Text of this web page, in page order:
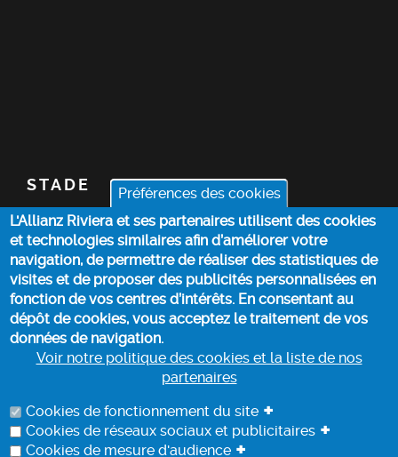
Préférences des cookies
L'Allianz Riviera et ses partenaires utilisent des cookies
et technologies similaires afin d’améliorer votre
navigation, de permettre de réaliser des statistiques de
visites et de proposer des publicités personnalisées en
fonction de vos centres d’intérêts. En consentant au
dépôt de cookies, vous acceptez le traitement de vos
données de navigation.
Voir notre politique des cookies et la liste de nos
partenaires
Cookies de fonctionnement du site +
Cookies de réseaux sociaux et publicitaires +
Cookies de mesure d'audience +
STADE
BILLETTERIE
ACTUALITÉS
INFOS PRATIQUES
PROTECTION DES DONNEES